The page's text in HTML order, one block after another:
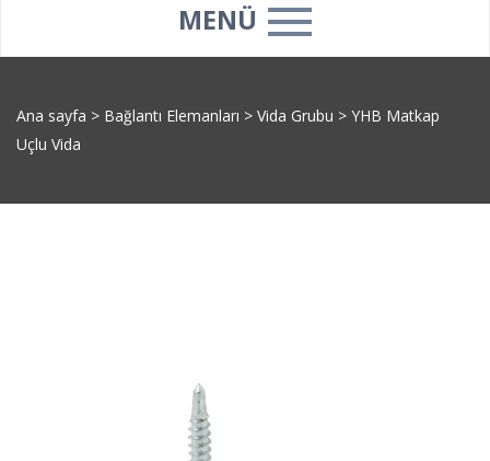
MENÜ
Ana sayfa > Bağlantı Elemanları > Vida Grubu > YHB Matkap
Uçlu Vida